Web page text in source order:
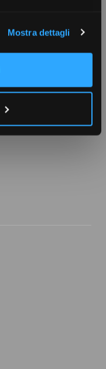
Mostra dettagli